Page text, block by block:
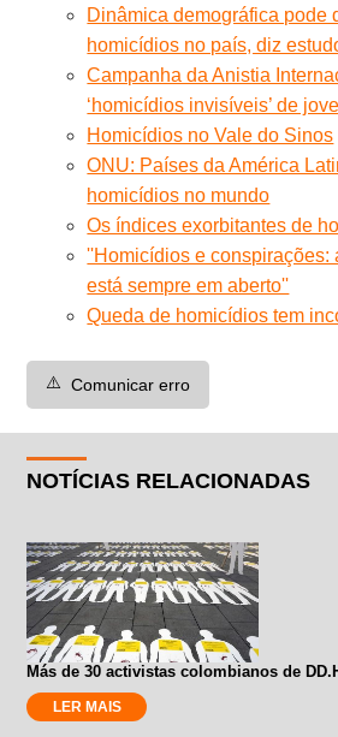
Dinâmica demográfica pode
homicídios no país, diz
Campanha da Anistia
‘homicídios invisíveis’ de
Homicídios no Vale do Sinos
ONU: Países da América
homicídios no mundo
Os índices exorbitantes de
''Homicídios e conspirações:
está sempre em aberto''
Queda de homicídios tem
⚠️ Comunicar erro
NOTÍCIAS RELACIONADAS
Más de 30 activistas colombianos de
LER MAIS